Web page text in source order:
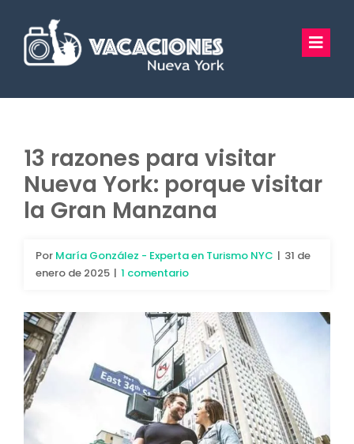
contenido
Vacaciones Nueva York
Tours Privados
Hoteles
Preguntas Frecuentes
13 razones para visitar
Nueva York: porque visitar
la Gran Manzana
Por María González - Experta en Turismo NYC | 31 de
enero de 2025 | 1 comentario